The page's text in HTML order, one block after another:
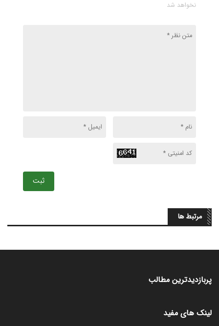
نخواهد شد
ثبت
مرتبط ها
لینک های مفید
پربازدیدترین مطالب